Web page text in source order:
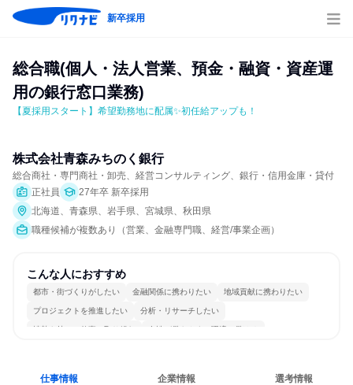
新卒採用
総合職(個人・法人営業、預金・融資・資産運
用の銀行窓口業務)
【夏採用スタート】希望勤務地に配属✨初任給アップも！
株式会社青森みちのく銀行
総合商社・専門商社・卸売、経営コンサルティング、銀行・信用金庫・貸付
正社員
27年卒 新卒採用
北海道、青森県、岩手県、宮城県、秋田県
職種候補が複数あり（営業、金融専門職、経営/事業企画）
こんな人におすすめ
都市・街づくりがしたい 金融関係に携わりたい 地域貢献に携わりたい
プロジェクトを推進したい 分析・リサーチしたい
情熱を持って仕事に取り組む 女性が働きやすい環境で働ける
仕事情報 企業情報 選考情報